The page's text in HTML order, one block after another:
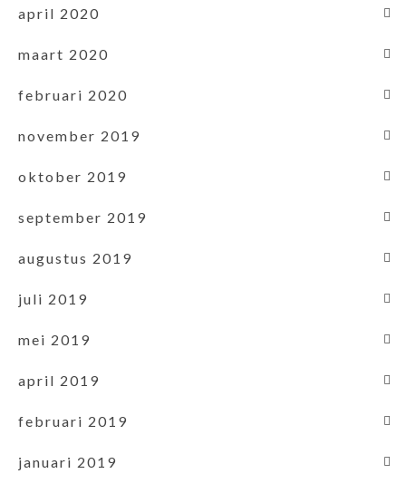
april 2020
maart 2020
februari 2020
november 2019
oktober 2019
september 2019
augustus 2019
juli 2019
mei 2019
april 2019
februari 2019
januari 2019